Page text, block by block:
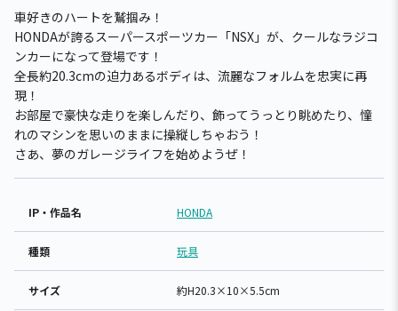
車好きのハートを鷲掴み！
HONDAが誇るスーパースポーツカー「NSX」が、クールなラジコ
ンカーになって登場です！
全長約20.3cmの迫力あるボディは、流麗なフォルムを忠実に再
現！
お部屋で豪快な走りを楽しんだり、飾ってうっとり眺めたり、憧
れのマシンを思いのままに操縦しちゃおう！
さあ、夢のガレージライフを始めようぜ！
IP・作品名 HONDA
種類 玩具
サイズ 約H20.3×10×5.5cm